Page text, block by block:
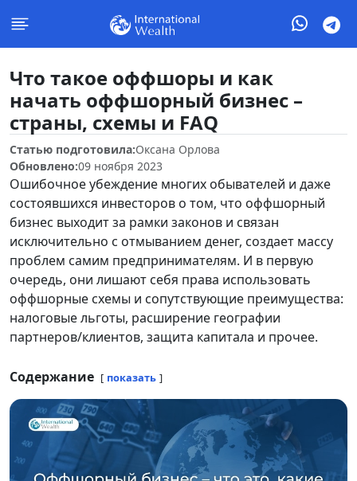
Что такое оффшоры и как
начать оффшорный бизнес –
страны, схемы и FAQ
Статью подготовила:Оксана Орлова
Обновлено:09 ноября 2023
Ошибочное убеждение многих обывателей и даже
состоявшихся инвесторов о том, что оффшорный
бизнес выходит за рамки законов и связан
исключительно с отмыванием денег, создает массу
проблем самим предпринимателям. И в первую
очередь, они лишают себя права использовать
оффшорные схемы и сопутствующие преимущества:
налоговые льготы, расширение географии
партнеров/клиентов, защита капитала и прочее.
Содержание показать